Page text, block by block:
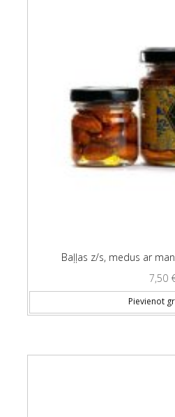
Baļļas z/s, medus ar
7,50
Pievienot